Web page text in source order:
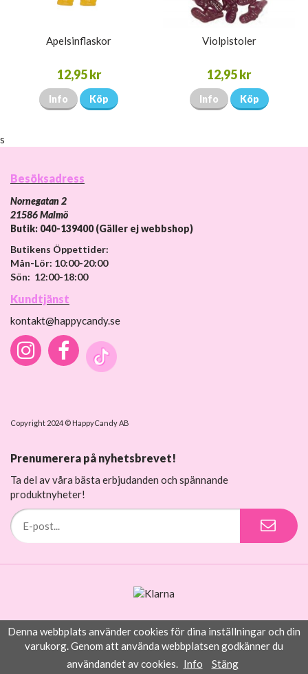
Apelsinflaskor
12,95 kr
Info Köp
Violpistoler
12,95 kr
Info Köp
s
Besöksadress
Nornegatan 2
21586 Malmö
Butik: 040-139400 (Gäller ej webbshop)
Butikens Öppettider:
Mån-Lör: 10:00-20:00
Sön: 12:00-18:00
Kundtjänst
kontakt@happycandy.se
Copyright 2024 © HappyCandy AB
Prenumerera på nyhetsbrevet!
Ta del av våra bästa erbjudanden och spännande
produktnyheter!
Drift & produktion:Wikinggruppen
Denna webbplats använder cookies för dina inställningar och din
varukorg. Genom att använda webbplatsen godkänner du
användandet av cookies. Info Stäng